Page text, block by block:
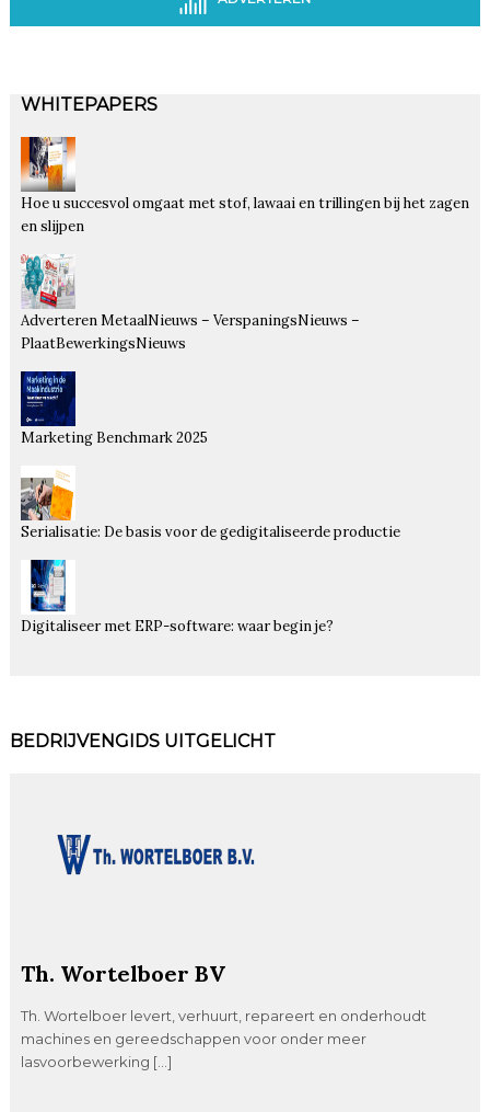
WHITEPAPERS
Hoe u succesvol omgaat met stof, lawaai en trillingen bij het zagen
en slijpen
Adverteren MetaalNieuws – VerspaningsNieuws –
PlaatBewerkingsNieuws
Marketing Benchmark 2025
Serialisatie: De basis voor de gedigitaliseerde productie
Digitaliseer met ERP-software: waar begin je?
BEDRIJVENGIDS UITGELICHT
Th. Wortelboer BV
Th. Wortelboer levert, verhuurt, repareert en onderhoudt
machines en gereedschappen voor onder meer
lasvoorbewerking […]